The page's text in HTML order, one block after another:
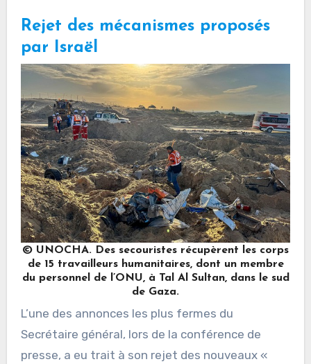
Rejet des mécanismes proposés
par Israël
© UNOCHA. Des secouristes récupèrent les corps
de 15 travailleurs humanitaires, dont un membre
du personnel de l’ONU, à Tal Al Sultan, dans le sud
de Gaza.
L’une des annonces les plus fermes du
Secrétaire général, lors de la conférence de
presse, a eu trait à son rejet des nouveaux «